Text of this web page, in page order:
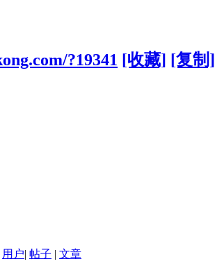
?19341 [收藏] [复制]
用户| 帖子 | 文章